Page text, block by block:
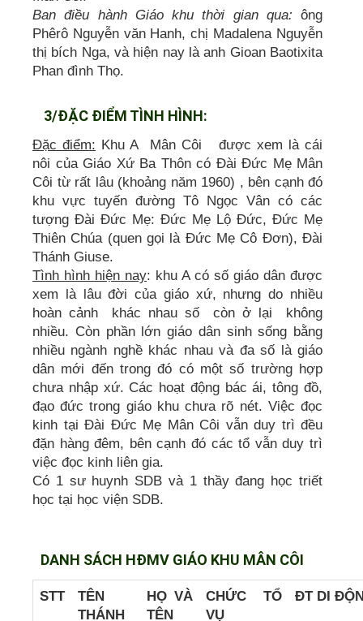
Ban điều hành Giáo khu thời gian qua: ông
Phêrô Nguyễn văn Hanh, chị Madalena Nguyễn
thị bích Nga, và hiện nay là anh Gioan Baotixita
Phan đình Thọ.
3/ĐẶC ĐIỂM TÌNH HÌNH:
Đặc điểm: Khu A Mân Côi được xem là cái
nôi của Giáo Xứ Ba Thôn có Đài Đức Mẹ Mân
Côi từ rất lâu (khoảng năm 1960) , bên cạnh đó
khu vực tuyến đường Tô Ngọc Vân có các
tượng Đài Đức Mẹ: Đức Mẹ Lộ Đức, Đức Mẹ
Thiên Chúa (quen gọi là Đức Mẹ Cô Đơn), Đài
Thánh Giuse.
Tình hình hiện nay: khu A có số giáo dân được
xem là lâu đời của giáo xứ, nhưng do nhiều
hoàn cảnh khác nhau số còn ở lại không
nhiều. Còn phần lớn giáo dân sinh sống bằng
nhiều ngành nghề khác nhau và đa số là giáo
dân mới đến trong đó có một số trường hợp
chưa nhập xứ. Các hoạt động bác ái, tông đồ,
đạo đức trong giáo khu chưa rõ nét. Việc đọc
kinh tại Đài Đức Mẹ Mân Côi vẫn duy trì đều
đặn hàng đêm, bên cạnh đó các tổ vẫn duy trì
việc đọc kinh liên gia.
Có 1 sư huynh SDB và 1 thầy đang học triết
học tại học viện SDB.
DANH SÁCH HĐMV GIÁO KHU MÂN CÔI
STT
TÊN
THÁNH
HỌ VÀ
TÊN
CHỨC
VỤ
TỔ ĐT DI